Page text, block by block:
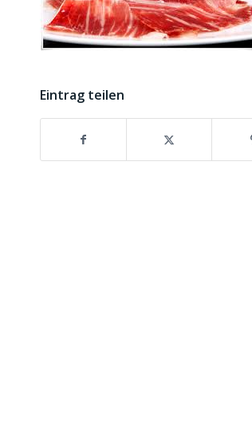
Eintrag teilen